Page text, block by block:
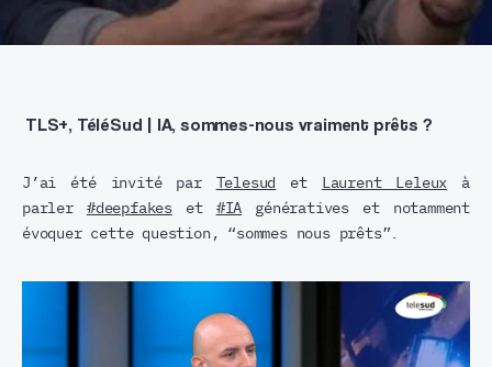
TLS+, TéléSud | IA, sommes-nous vraiment prêts ?
J’ai été invité par Telesud et Laurent Leleux à
parler #deepfakeset #IA génératives et notamment
évoquer cette question, “sommes nous prêts”.